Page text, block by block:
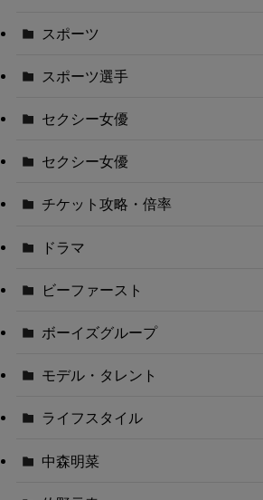
スポーツ
スポーツ選手
セクシー女優
セクシー女優
チケット攻略・倍率
ドラマ
ビーファースト
ボーイズグループ
モデル・タレント
ライフスタイル
中森明菜